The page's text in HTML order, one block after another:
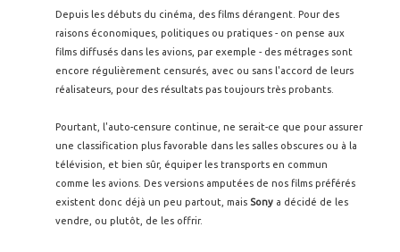
Depuis les débuts du cinéma, des films dérangent. Pour des
raisons économiques, politiques ou pratiques - on pense aux
films diffusés dans les avions, par exemple - des métrages sont
encore régulièrement censurés, avec ou sans l'accord de leurs
réalisateurs, pour des résultats pas toujours très probants.
Pourtant, l'auto-censure continue, ne serait-ce que pour assurer
une classification plus favorable dans les salles obscures ou à la
télévision, et bien sûr, équiper les transports en commun
comme les avions. Des versions amputées de nos films préférés
existent donc déjà un peu partout, mais Sony a décidé de les
vendre, ou plutôt, de les offrir.